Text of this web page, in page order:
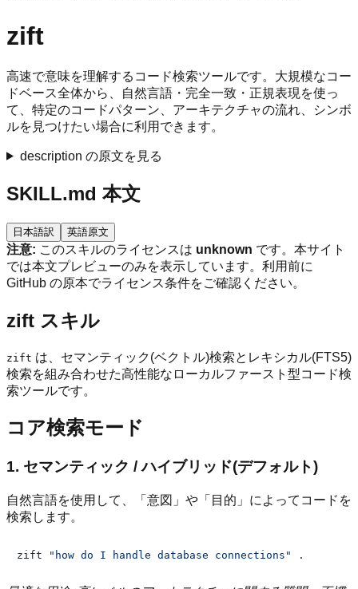
zift
高速で意味を理解するコード検索ツールです。大規模なコー
ドベース全体から、自然言語・完全一致・正規表現を使っ
て、特定のコードパターン、アーキテクチャの流れ、シンボ
ルを見つけたい場合に利用できます。
description の原文を見る
SKILL.md 本文
日本語訳 英語原文
注意: このスキルのライセンスは unknown です。本サイト
では本文プレビューのみを表示しています。利用前に
GitHub の原本でライセンス条件をご確認ください。
zift スキル
zift は、セマンティック(ベクトル)検索とレキシカル(FTS5)
検索を組み合わせた高性能なローカルファースト型コード検
索ツールです。
コア検索モード
1. セマンティック / ハイブリッド(デフォルト)
自然言語を使用して、「意図」や「目的」によってコードを
検索します。
zift "how do I handle database connections"